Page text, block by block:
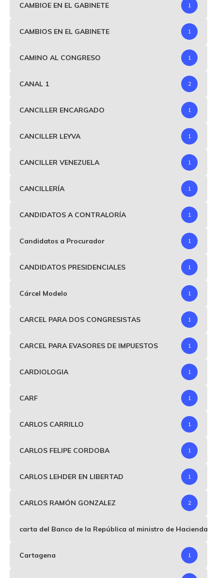
CAMBIOE EN EL GABINETE 1
CAMBIOS EN EL GABINETE 1
CAMINO AL CONGRESO 1
CANAL 1 2
CANCILLER ENCARGADO 1
CANCILLER LEYVA 1
CANCILLER VENEZUELA 1
CANCILLERÍA 1
CANDIDATOS A CONTRALORÍA 1
Candidatos a Procurador 1
CANDIDATOS PRESIDENCIALES 1
Cárcel Modelo 1
CARCEL PARA DOS CONGRESISTAS 1
CARCEL PARA EVASORES DE IMPUESTOS 1
CARDIOLOGIA 1
CARF 1
CARLOS CARRILLO 1
CARLOS FELIPE CORDOBA 1
CARLOS LEHDER EN LIBERTAD 1
CARLOS RAMÓN GONZALEZ 2
carta del Banco de la República al ministro de Hacienda
Cartagena 1